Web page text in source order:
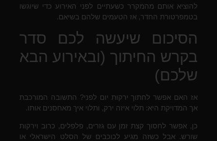
להוציא אותם מהמקרר כשעתיים לפני האירוע כדי שיוגשו
בטמפרטורת החדר, אז הטעמים שלהם בשיאם.
הסיכום שיעשה לכם סדר
בקרש החיתוך (ובאירוע הבא
שלכם)
אז האם אפשר לחתוך ירקות יום לפני? התשובה המורכבת
אך המדויקת היא: תלוי איזה ירק, ותלוי איך מאחסנים אותו.
כן, אפשר לחסוך קצת זמן עם גזרים, פלפלים, כרוב וירקות
שורש. אבל כשזה מגיע לכוכבים של הסלט הישראלי או